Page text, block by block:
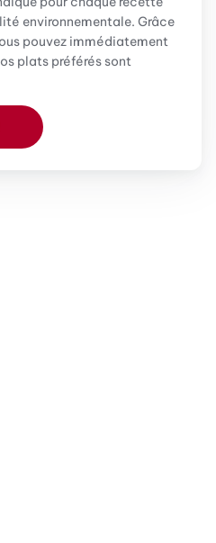
environnementale. Grâce
pouvez immédiatement
plats préférés sont